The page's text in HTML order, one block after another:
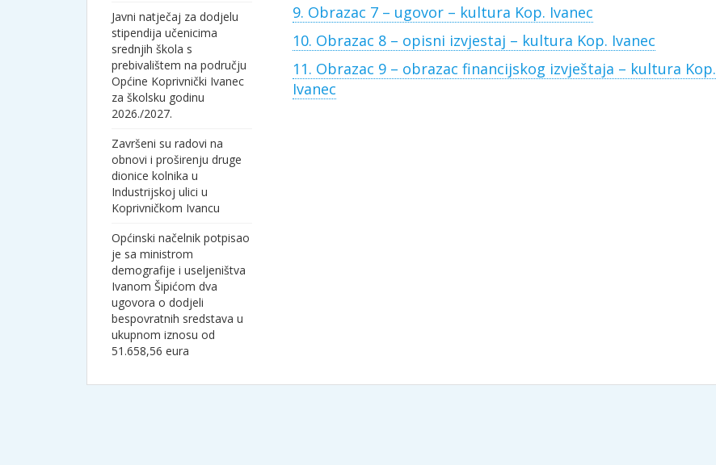
Javni natječaj za dodjelu
stipendija učenicima
srednjih škola s
prebivalištem na području
Općine Koprivnički Ivanec
za školsku godinu
2026./2027.
Završeni su radovi na
obnovi i proširenju druge
dionice kolnika u
Industrijskoj ulici u
Koprivničkom Ivancu
Općinski načelnik potpisao
je sa ministrom
demografije i useljeništva
Ivanom Šipićom dva
ugovora o dodjeli
bespovratnih sredstava u
ukupnom iznosu od
51.658,56 eura
9. Obrazac 7 – ugovor – kultura Kop. Ivanec
10. Obrazac 8 – opisni izvjestaj – kultura Kop. Ivanec
11. Obrazac 9 – obrazac financijskog izvještaja – kultura Kop.
Ivanec